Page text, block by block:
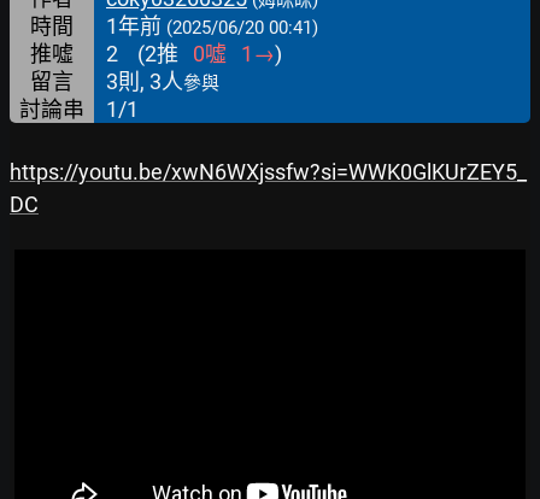
時間 1年前 (2025/06/20 00:41)
推噓 2 (2推 0噓 1 →)
留言
3則, 3人參與
討論串 1/1
https://youtu.be/xwN6WXjssfw?si=WWK0GlKUrZEY5_
DC